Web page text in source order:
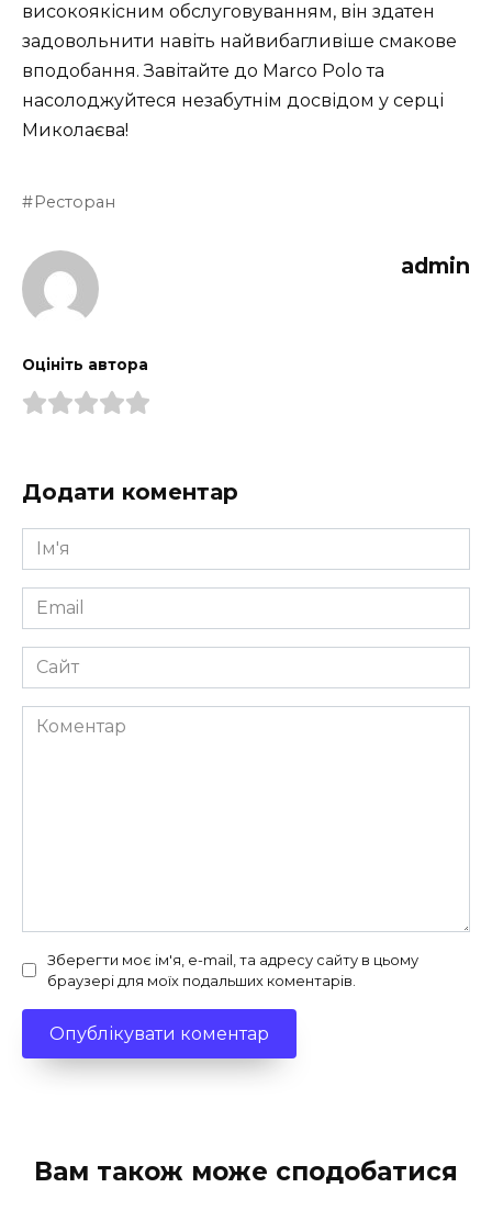
високоякісним обслуговуванням, він здатен
задовольнити навіть найвибагливіше смакове
вподобання. Завітайте до Marco Polo та
насолоджуйтеся незабутнім досвідом у серці
Миколаєва!
Ресторан
admin
Оцініть автора
Додати коментар
Ім'я
*
Email
*
Сайт
Коментар
Зберегти моє ім'я, e-mail, та адресу сайту в цьому
браузері для моїх подальших коментарів.
Вам також може сподобатися